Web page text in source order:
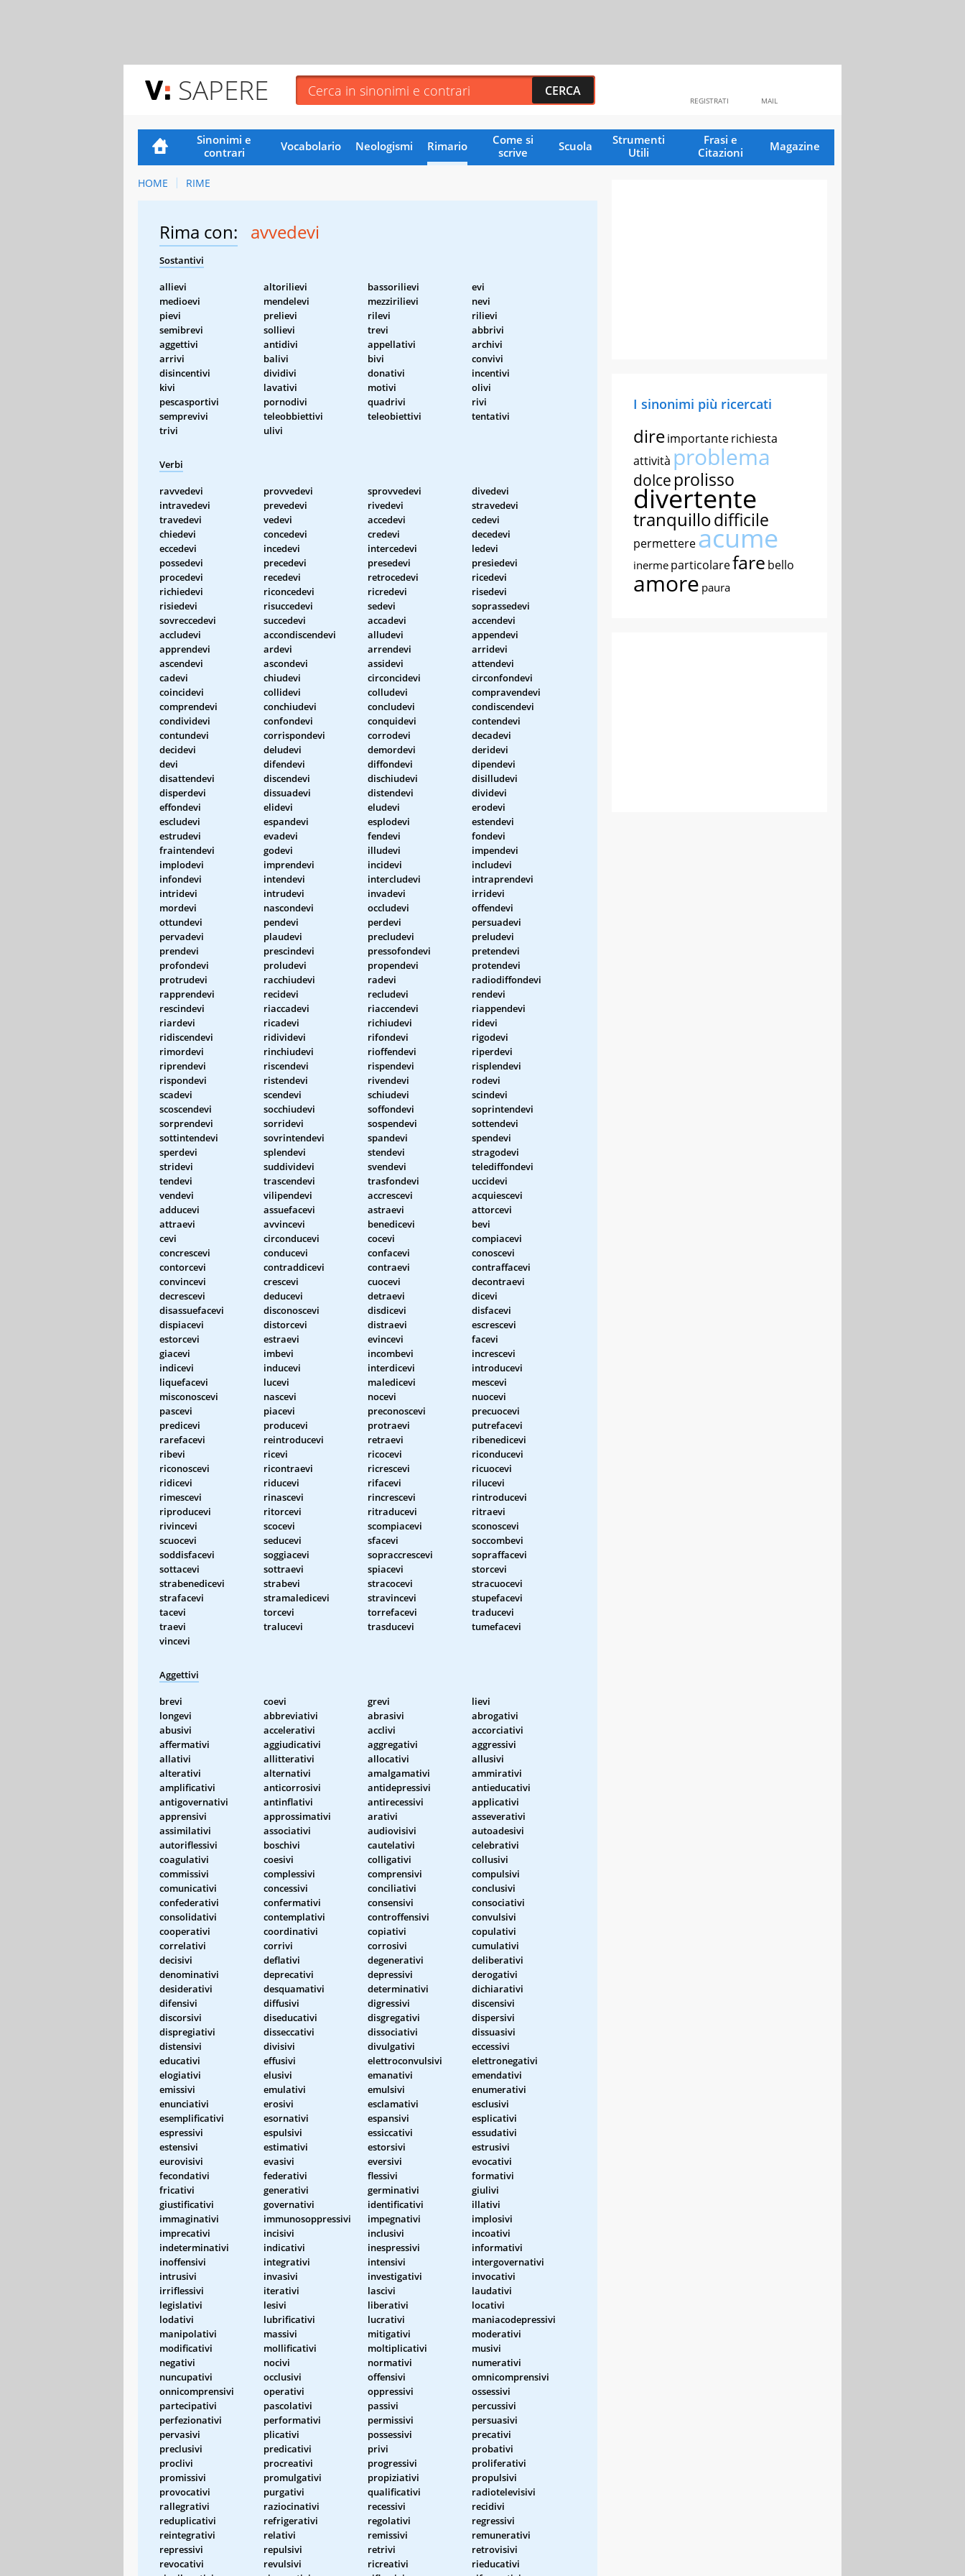
SAPERE MAIL
REGISTRATI
Sinonimi e
contrari
Vocabolario Neologismi Rimario
Come si
scrive
Scuola
Strumenti
Utili
Frasi e
Citazioni
Magazine
HOME RIME
Rima con: avvedevi
Sostantivi
allievi altorilievi bassorilievi
evi
medioevi
mendelevi mezzirilievi
nevi
pievi
prelievi rilevi
rilievi
semibrevi
sollievi trevi
abbrivi
aggettivi
antidivi appellativi
archivi
arrivi
balivi bivi
convivi
disincentivi
dividivi donativi
incentivi
kivi
lavativi motivi
olivi
pescasportivi
pornodivi quadrivi
rivi
semprevivi
teleobbiettivi teleobiettivi
tentativi
trivi
ulivi
Verbi
ravvedevi provvedevi sprovvedevi
divedevi
intravedevi
prevedevi rivedevi
stravedevi
travedevi
vedevi accedevi
cedevi
chiedevi
concedevi credevi
decedevi
eccedevi
incedevi intercedevi
ledevi
possedevi
precedevi presedevi
presiedevi
procedevi
recedevi retrocedevi
ricedevi
richiedevi
riconcedevi ricredevi
risedevi
risiedevi
risuccedevi sedevi
soprassedevi
sovreccedevi
succedevi accadevi
accendevi
accludevi
accondiscendevi alludevi
appendevi
apprendevi
ardevi arrendevi
arridevi
ascendevi
ascondevi assidevi
attendevi
cadevi
chiudevi circoncidevi
circonfondevi
coincidevi
collidevi colludevi
compravendevi
comprendevi
conchiudevi concludevi
condiscendevi
condividevi
confondevi conquidevi
contendevi
contundevi
corrispondevi corrodevi
decadevi
decidevi
deludevi demordevi
deridevi
devi
difendevi diffondevi
dipendevi
disattendevi
discendevi dischiudevi
disilludevi
disperdevi
dissuadevi distendevi
dividevi
effondevi
elidevi eludevi
erodevi
escludevi
espandevi esplodevi
estendevi
estrudevi
evadevi fendevi
fondevi
fraintendevi
godevi illudevi
impendevi
implodevi
imprendevi incidevi
includevi
infondevi
intendevi intercludevi
intraprendevi
intridevi
intrudevi invadevi
irridevi
mordevi
nascondevi occludevi
offendevi
ottundevi
pendevi perdevi
persuadevi
pervadevi
plaudevi precludevi
preludevi
prendevi
prescindevi pressofondevi
pretendevi
profondevi
proludevi propendevi
protendevi
protrudevi
racchiudevi radevi
radiodiffondevi
rapprendevi
recidevi recludevi
rendevi
rescindevi
riaccadevi riaccendevi
riappendevi
riardevi
ricadevi richiudevi
ridevi
ridiscendevi
ridividevi rifondevi
rigodevi
rimordevi
rinchiudevi rioffendevi
riperdevi
riprendevi
riscendevi rispendevi
risplendevi
rispondevi
ristendevi rivendevi
rodevi
scadevi
scendevi schiudevi
scindevi
scoscendevi
socchiudevi soffondevi
soprintendevi
sorprendevi
sorridevi sospendevi
sottendevi
sottintendevi
sovrintendevi spandevi
spendevi
sperdevi
splendevi stendevi
stragodevi
stridevi
suddividevi svendevi
telediffondevi
tendevi
trascendevi trasfondevi
uccidevi
vendevi
vilipendevi accrescevi
acquiescevi
adducevi
assuefacevi astraevi
attorcevi
attraevi
avvincevi benedicevi
bevi
cevi
circonducevi cocevi
compiacevi
concrescevi
conducevi confacevi
conoscevi
contorcevi
contraddicevi contraevi
contraffacevi
convincevi
crescevi cuocevi
decontraevi
decrescevi
deducevi detraevi
dicevi
disassuefacevi
disconoscevi disdicevi
disfacevi
dispiacevi
distorcevi distraevi
escrescevi
estorcevi
estraevi evincevi
facevi
giacevi
imbevi incombevi
increscevi
indicevi
inducevi interdicevi
introducevi
liquefacevi
lucevi maledicevi
mescevi
misconoscevi
nascevi nocevi
nuocevi
pascevi
piacevi preconoscevi
precuocevi
predicevi
producevi protraevi
putrefacevi
rarefacevi
reintroducevi retraevi
ribenedicevi
ribevi
ricevi ricocevi
riconducevi
riconoscevi
ricontraevi ricrescevi
ricuocevi
ridicevi
riducevi rifacevi
rilucevi
rimescevi
rinascevi rincrescevi
rintroducevi
riproducevi
ritorcevi ritraducevi
ritraevi
rivincevi
scocevi scompiacevi
sconoscevi
scuocevi
seducevi sfacevi
soccombevi
soddisfacevi
soggiacevi sopraccrescevi
sopraffacevi
sottacevi
sottraevi spiacevi
storcevi
strabenedicevi
strabevi stracocevi
stracuocevi
strafacevi
stramaledicevi stravincevi
stupefacevi
tacevi
torcevi torrefacevi
traducevi
traevi
tralucevi trasducevi
tumefacevi
vincevi
Aggettivi
brevi coevi grevi
lievi
longevi
abbreviativi abrasivi
abrogativi
abusivi
accelerativi acclivi
accorciativi
affermativi
aggiudicativi aggregativi
aggressivi
allativi
allitterativi allocativi
allusivi
alterativi
alternativi amalgamativi
ammirativi
amplificativi
anticorrosivi antidepressivi
antieducativi
antigovernativi
antinflativi antirecessivi
applicativi
apprensivi
approssimativi arativi
asseverativi
assimilativi
associativi audiovisivi
autoadesivi
autoriflessivi
boschivi cautelativi
celebrativi
coagulativi
coesivi colligativi
collusivi
commissivi
complessivi comprensivi
compulsivi
comunicativi
concessivi conciliativi
conclusivi
confederativi
confermativi consensivi
consociativi
consolidativi
contemplativi controffensivi
convulsivi
cooperativi
coordinativi copiativi
copulativi
correlativi
corrivi corrosivi
cumulativi
decisivi
deflativi degenerativi
deliberativi
denominativi
deprecativi depressivi
derogativi
desiderativi
desquamativi determinativi
dichiarativi
difensivi
diffusivi digressivi
discensivi
discorsivi
diseducativi disgregativi
dispersivi
dispregiativi
disseccativi dissociativi
dissuasivi
distensivi
divisivi divulgativi
eccessivi
educativi
effusivi elettroconvulsivi
elettronegativi
elogiativi
elusivi emanativi
emendativi
emissivi
emulativi emulsivi
enumerativi
enunciativi
erosivi esclamativi
esclusivi
esemplificativi
esornativi espansivi
esplicativi
espressivi
espulsivi essiccativi
essudativi
estensivi
estimativi estorsivi
estrusivi
eurovisivi
evasivi eversivi
evocativi
fecondativi
federativi flessivi
formativi
fricativi
generativi germinativi
giulivi
giustificativi
governativi identificativi
illativi
immaginativi
immunosoppressivi impegnativi
implosivi
imprecativi
incisivi inclusivi
incoativi
indeterminativi
indicativi inespressivi
informativi
inoffensivi
integrativi intensivi
intergovernativi
intrusivi
invasivi investigativi
invocativi
irriflessivi
iterativi lascivi
laudativi
legislativi
lesivi liberativi
locativi
lodativi
lubrificativi lucrativi
maniacodepressivi
manipolativi
massivi mitigativi
moderativi
modificativi
mollificativi moltiplicativi
musivi
negativi
nocivi normativi
numerativi
nuncupativi
occlusivi offensivi
omnicomprensivi
onnicomprensivi
operativi oppressivi
ossessivi
partecipativi
pascolativi passivi
percussivi
perfezionativi
performativi permissivi
persuasivi
pervasivi
plicativi possessivi
precativi
preclusivi
predicativi privi
probativi
proclivi
procreativi progressivi
proliferativi
promissivi
promulgativi propiziativi
propulsivi
provocativi
purgativi qualificativi
radiotelevisivi
rallegrativi
raziocinativi recessivi
recidivi
reduplicativi
refrigerativi regolativi
regressivi
reintegrativi
relativi remissivi
remunerativi
repressivi
repulsivi retrivi
retrovisivi
revocativi
revulsivi ricreativi
rieducativi
I sinonimi più ricercati
direimportanterichiesta
attività problema
dolce prolisso
divertente
tranquillodifficile
permettereacume
inerme particolarefare bello
amore paura